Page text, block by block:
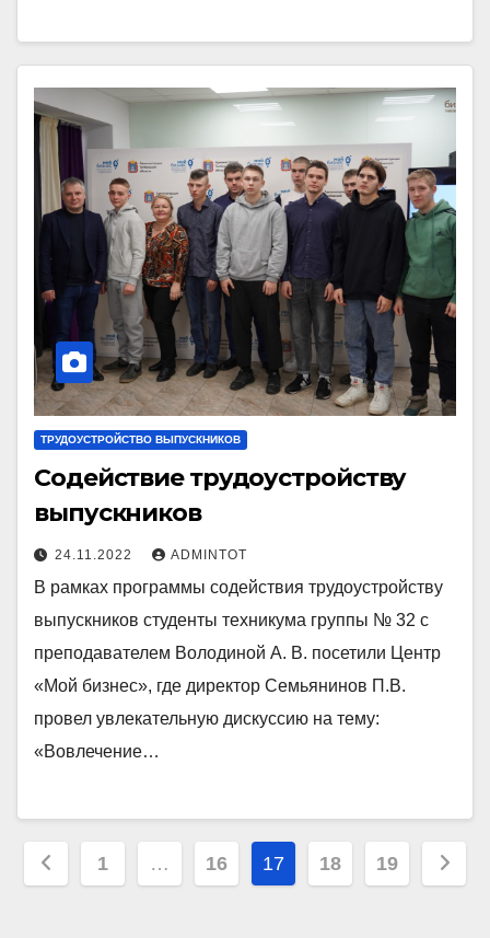
ТРУДОУСТРОЙСТВО ВЫПУСКНИКОВ
Содействие трудоустройству
выпускников
24.11.2022 ADMINTOT
В рамках программы содействия трудоустройству
выпускников студенты техникума группы № 32 с
преподавателем Володиной А. В. посетили Центр
«Мой бизнес», где директор Семьянинов П.В.
провел увлекательную дискуссию на тему:
«Вовлечение…
Пагинация
1 … 16 17 18 19